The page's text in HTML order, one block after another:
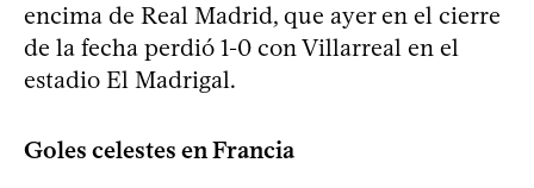
encima de Real Madrid, que ayer en el cierre
de la fecha perdió 1-0 con Villarreal en el
estadio El Madrigal.
Goles celestes en Francia